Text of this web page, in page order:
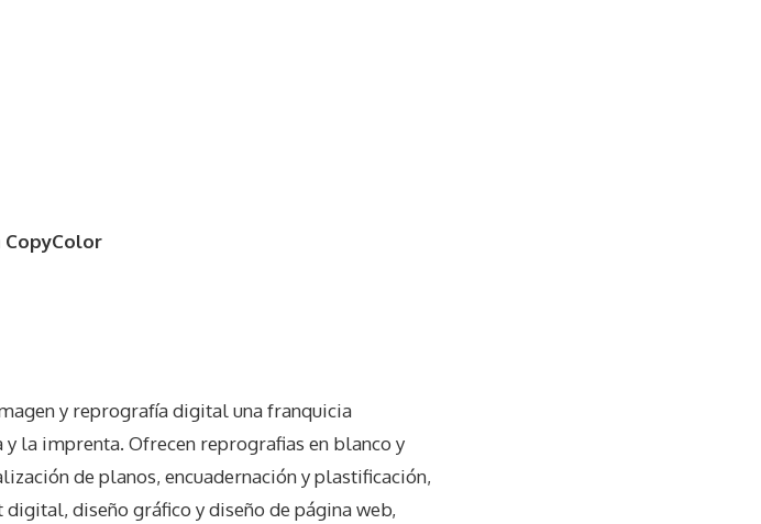
CopyColor
y reprografía digital una franquicia
la imprenta. Ofrecen reprografias en blanco y
de planos, encuadernación y plastificación,
diseño gráfico y diseño de página web,